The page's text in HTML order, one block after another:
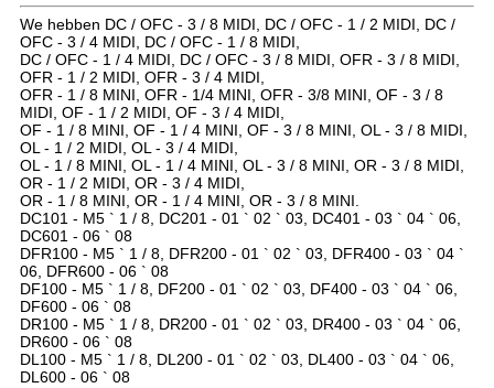
We hebben DC / OFC - 3 / 8 MIDI, DC / OFC - 1 / 2 MIDI, DC /
OFC - 3 / 4 MIDI, DC / OFC - 1 / 8 MIDI,
DC / OFC - 1 / 4 MIDI, DC / OFC - 3 / 8 MIDI, OFR - 3 / 8 MIDI,
OFR - 1 / 2 MIDI, OFR - 3 / 4 MIDI,
OFR - 1 / 8 MINI, OFR - 1/4 MINI, OFR - 3/8 MINI, OF - 3 / 8
MIDI, OF - 1 / 2 MIDI, OF - 3 / 4 MIDI,
OF - 1 / 8 MINI, OF - 1 / 4 MINI, OF - 3 / 8 MINI, OL - 3 / 8 MIDI,
OL - 1 / 2 MIDI, OL - 3 / 4 MIDI,
OL - 1 / 8 MINI, OL - 1 / 4 MINI, OL - 3 / 8 MINI, OR - 3 / 8 MIDI,
OR - 1 / 2 MIDI, OR - 3 / 4 MIDI,
OR - 1 / 8 MINI, OR - 1 / 4 MINI, OR - 3 / 8 MINI.
DC101 - M5 ` 1 / 8, DC201 - 01 ` 02 ` 03, DC401 - 03 ` 04 ` 06,
DC601 - 06 ` 08
DFR100 - M5 ` 1 / 8, DFR200 - 01 ` 02 ` 03, DFR400 - 03 ` 04 `
06, DFR600 - 06 ` 08
DF100 - M5 ` 1 / 8, DF200 - 01 ` 02 ` 03, DF400 - 03 ` 04 ` 06,
DF600 - 06 ` 08
DR100 - M5 ` 1 / 8, DR200 - 01 ` 02 ` 03, DR400 - 03 ` 04 ` 06,
DR600 - 06 ` 08
DL100 - M5 ` 1 / 8, DL200 - 01 ` 02 ` 03, DL400 - 03 ` 04 ` 06,
DL600 - 06 ` 08